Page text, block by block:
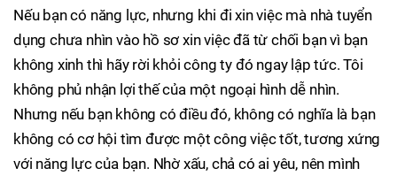
Nếu bạn có năng lực, nhưng khi đi xin việc mà nhà tuyển
dụng chưa nhìn vào hồ sơ xin việc đã từ chối bạn vì bạn
không xinh thì hãy rời khỏi công ty đó ngay lập tức. Tôi
không phủ nhận lợi thế của một ngoại hình dễ nhìn.
Nhưng nếu bạn không có điều đó, không có nghĩa là bạn
không có cơ hội tìm được một công việc tốt, tương xứng
với năng lực của bạn. Nhờ xấu, chả có ai yêu, nên mình